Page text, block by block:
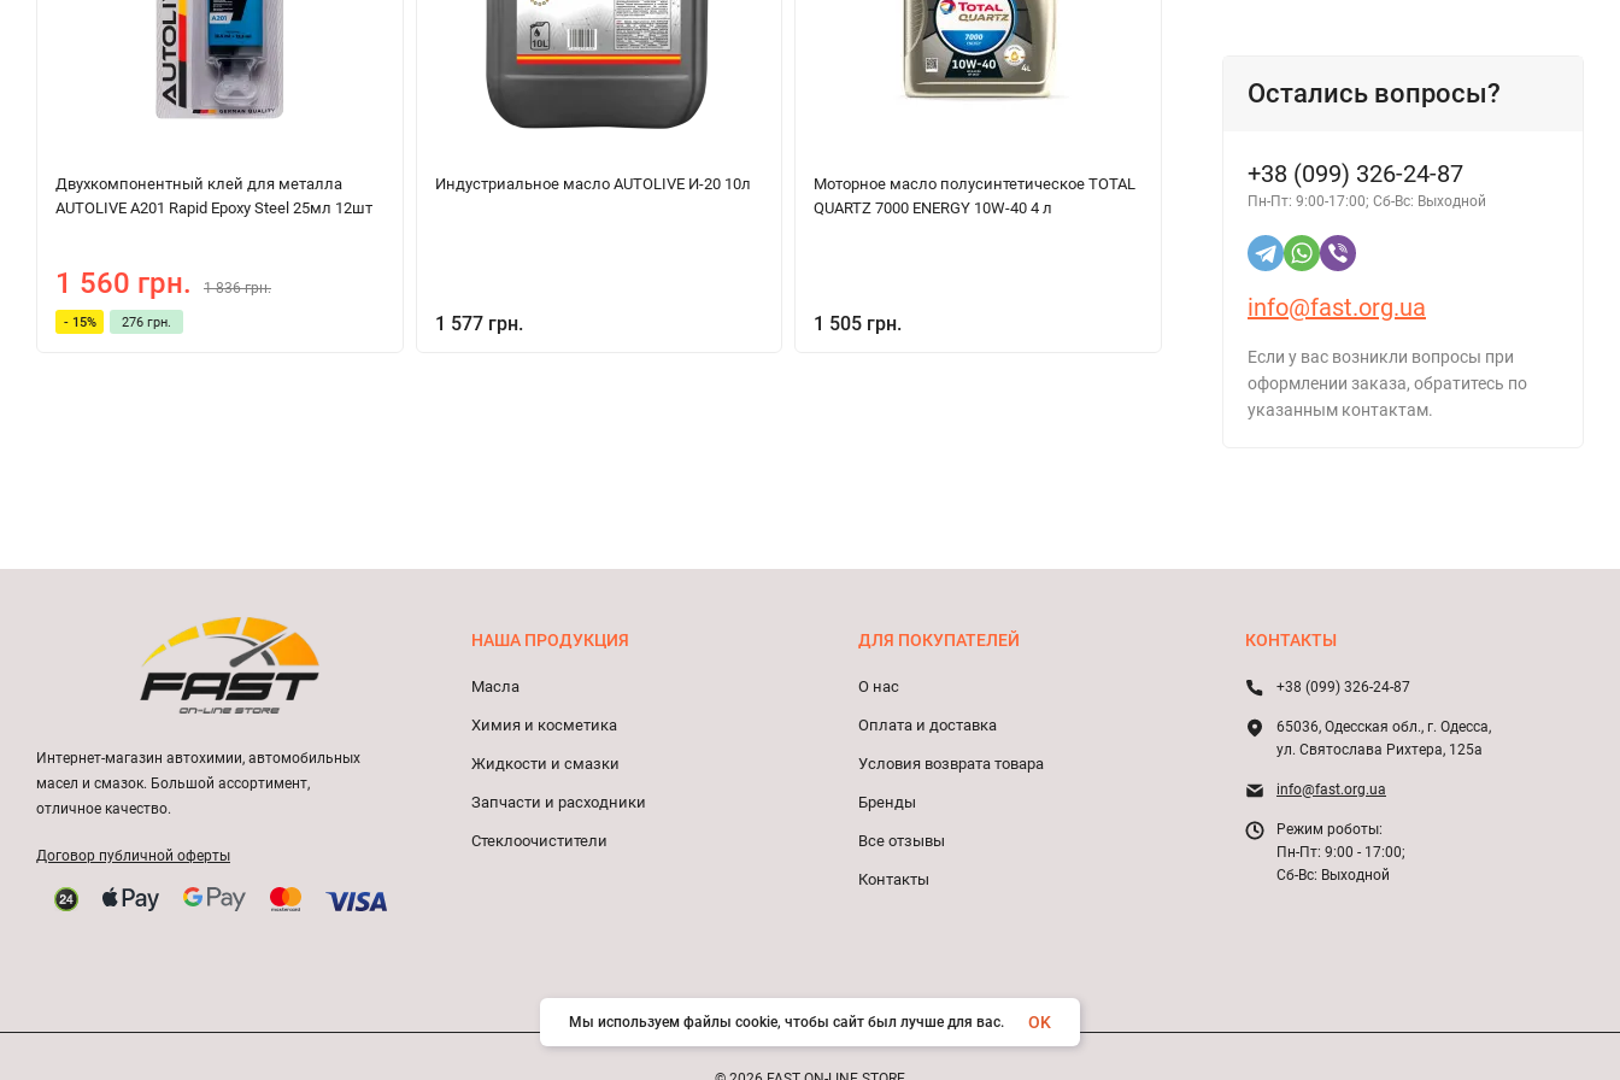
Двухкомпонентный клей для металла
AUTOLIVE A201 Rapid Epoxy Steel 25мл 12шт
1 560 грн. 1 836 грн.
- 15% 276 грн.
Индустриальное масло AUTOLIVE И-20 10л
1 577 грн.
Моторное масло полусинтетическое TOTAL
QUARTZ 7000 ENERGY 10W-40 4 л
1 505 грн.
Антифриз HEPU P999 Concentrate зеленый
1 582 грн.
Остались вопросы?
+38 (099) 326-24-87
Пн-Пт: 9:00-17:00; Сб-Вс: Выходной
info@fast.org.ua
Если у вас возникли вопросы при
оформлении заказа, обратитесь по
указанным контактам.
Интернет-магазин автохимии, автомобильных
масел и смазок. Большой ассортимент,
отличное качество.
Договор публичной оферты
НАША ПРОДУКЦИЯ
Масла
Химия и косметика
Жидкости и смазки
Запчасти и расходники
Стеклоочистители
ДЛЯ ПОКУПАТЕЛЕЙ
О нас
Оплата и доставка
Условия возврата товара
Бренды
Все отзывы
Контакты
КОНТАКТЫ
+38 (099) 326-24-87
65036, Одесская обл., г. Одесса,
ул. Святослава Рихтера, 125а
info@fast.org.ua
Режим роботы:
Пн-Пт: 9:00 - 17:00;
Сб-Вс: Выходной
Мы используем файлы cookie, чтобы сайт был лучше для вас. OK